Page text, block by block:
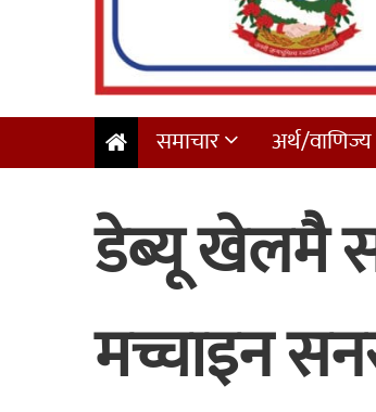
समाचार अर्थ/वाणिज्य
डेब्यू खेलमै
मच्चाइन